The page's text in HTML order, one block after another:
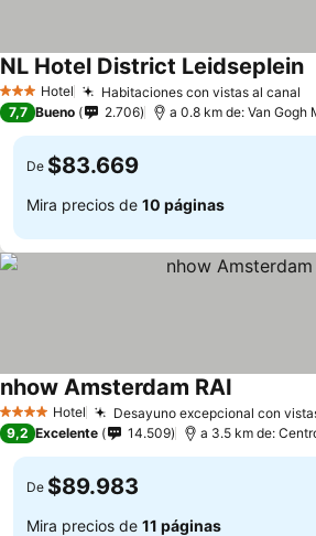
3 Estrellas
Hotel Habitaciones con vistas al canal
NL Hotel District Leidseplein
7,7 Bueno 2.706 a 0.8 km de: Van Gogh
De $83.669
Mira precios de 10 páginas
4 EstrellasHotel Desayuno excepcional con
nhow Amsterdam RAI
9,2 Excelente 14.509 a 3.5 km de:
De $89.983
Mira precios de 11 páginas